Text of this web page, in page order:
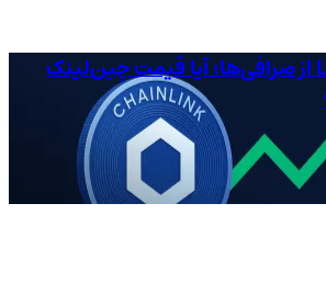
خروج سنگین LINK از صرافی‌ها؛ آیا قیمت چین‌لینک